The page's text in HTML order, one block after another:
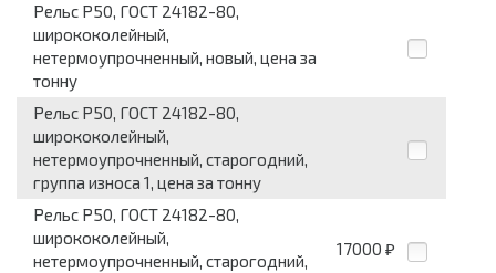
Рельс Р50, ГОСТ 24182-80,
ширококолейный,
нетермоупрочненный, новый, цена за
тонну
Рельс Р50, ГОСТ 24182-80,
ширококолейный,
нетермоупрочненный, старогодний,
группа износа 1, цена за тонну
Рельс Р50, ГОСТ 24182-80,
ширококолейный,
нетермоупрочненный, старогодний,
17000 ₽